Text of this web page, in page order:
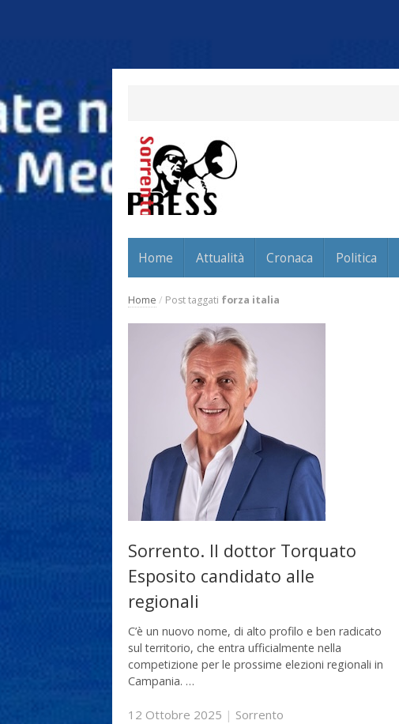
Home Attualità Cronaca Politica
Home / Post taggati forza italia
Sorrento. Il dottor Torquato
Esposito candidato alle
regionali
C’è un nuovo nome, di alto profilo e ben radicato
sul territorio, che entra ufficialmente nella
competizione per le prossime elezioni regionali in
Campania. …
12 Ottobre 2025 | Sorrento